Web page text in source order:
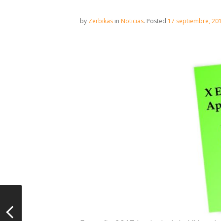
by Zerbikas in Noticias. Posted 17 septiembre,